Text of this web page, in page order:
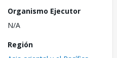
Organismo Ejecutor
N/A
Región